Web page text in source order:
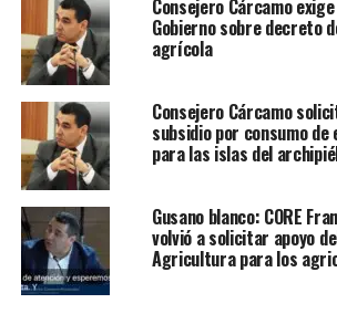
Consejero Cárcamo
Gobierno sobre decreto
agrícola
Consejero Cárcamo
subsidio por consumo
para las islas del
Gusano blanco: CORE
volvió a solicitar apoyo
Agricultura para los